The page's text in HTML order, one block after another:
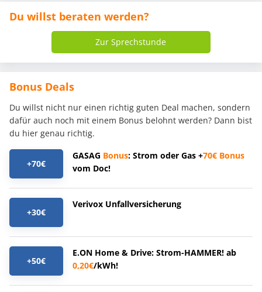
Du willst beraten werden?
Zur Sprechstunde
Bonus Deals
Du willst nicht nur einen richtig guten Deal machen, sondern
dafür auch noch mit einem Bonus belohnt werden? Dann bist
du hier genau richtig.
+70€
GASAG Bonus: Strom oder Gas +70€ Bonus
vom Doc!
+30€
Verivox Unfallversicherung
+50€
E.ON Home & Drive: Strom-HAMMER! ab
0,20€/kWh!